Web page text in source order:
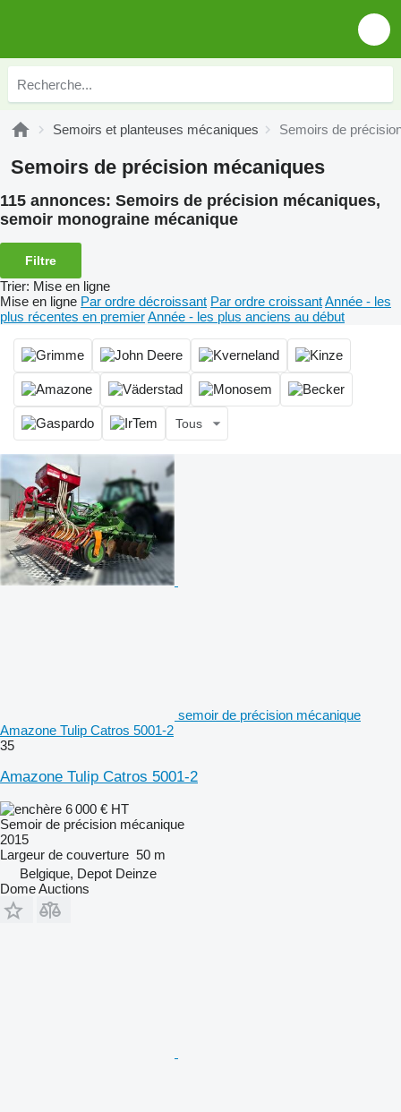
Semoirs et planteuses mécaniques Semoirs de
Semoirs de précision mécaniques
115 annonces: Semoirs de précision mécaniques,
semoir monograine mécanique
Filtre
Trier: Mise en ligne
Mise en ligne Par ordre décroissant Par ordre croissantAnnée - les
plus récentes en premierAnnée - les plus anciens au début
Tous
semoir de précision mécanique
Amazone Tulip Catros 5001-2
35
Amazone Tulip Catros 5001-2
6 000 € HT
Semoir de précision mécanique
2015
Largeur de couverture 50 m
Belgique, Depot Deinze
Dome Auctions